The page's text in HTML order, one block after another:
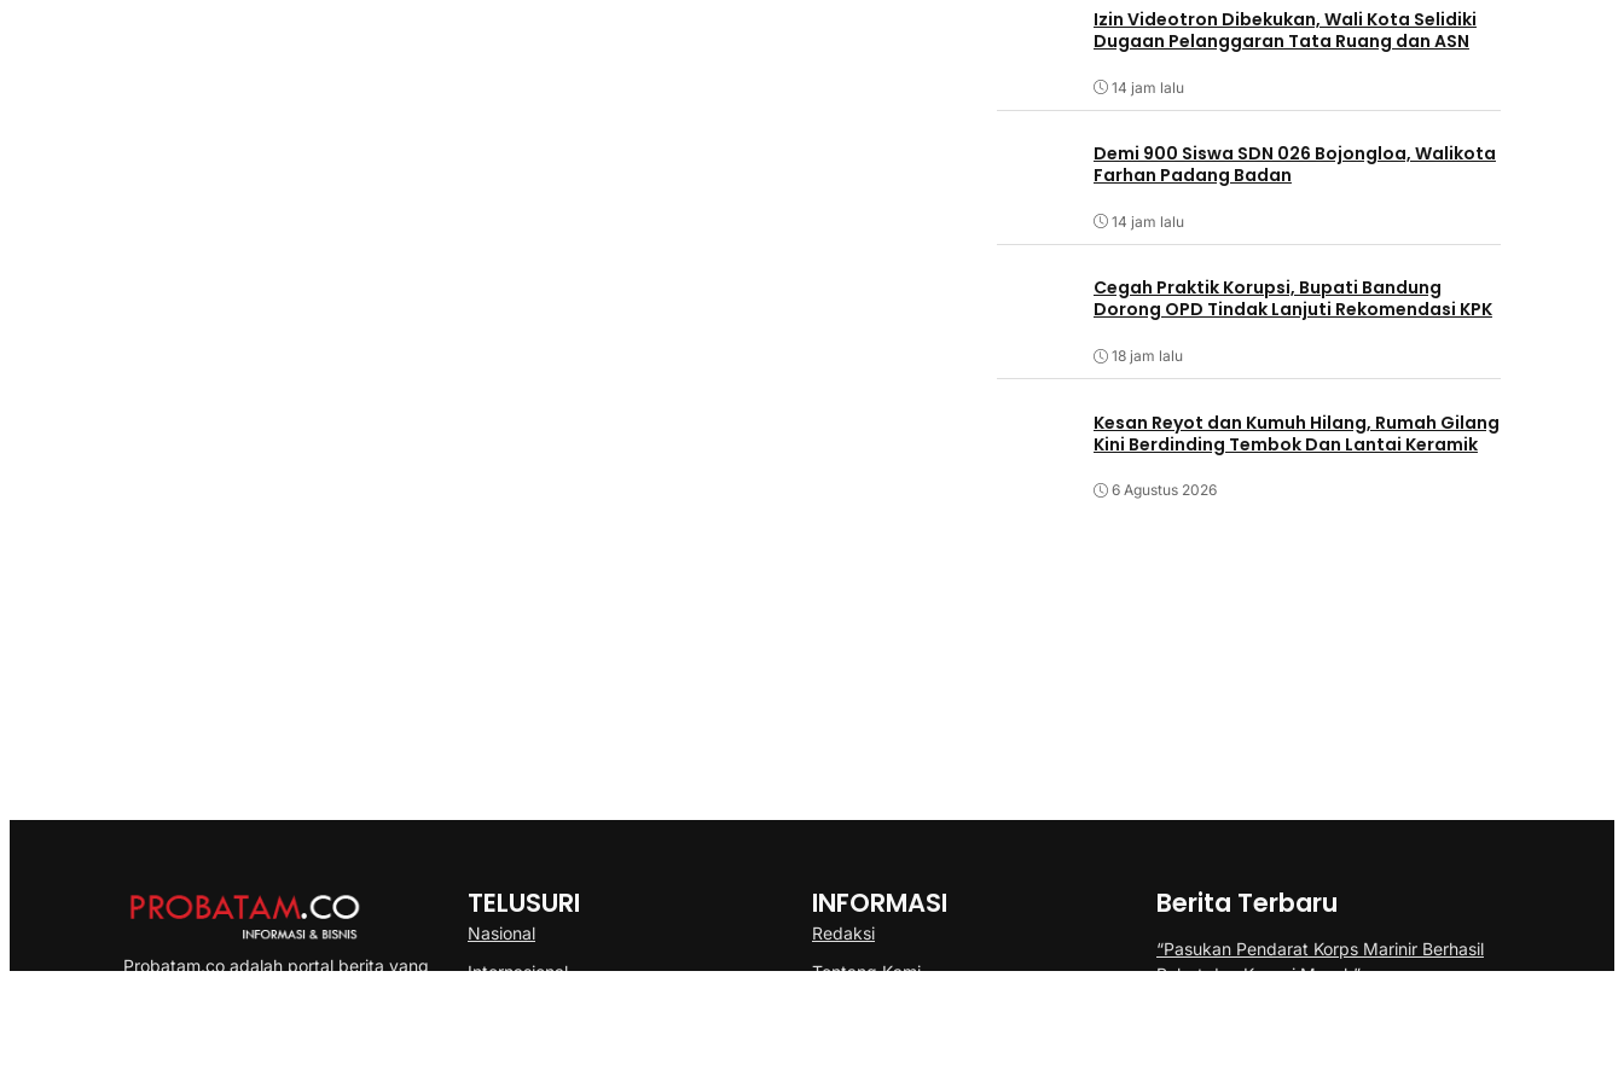
Izin Videotron Dibekukan, Wali Kota Selidiki
Dugaan Pelanggaran Tata Ruang dan ASN
14 jam lalu
Demi 900 Siswa SDN 026 Bojongloa, Walikota
Farhan Padang Badan
14 jam lalu
Cegah Praktik Korupsi, Bupati Bandung
Dorong OPD Tindak Lanjuti Rekomendasi KPK
18 jam lalu
Kesan Reyot dan Kumuh Hilang, Rumah Gilang
Kini Berdinding Tembok Dan Lantai Keramik
6 Agustus 2026
Probatam.co adalah portal berita yang
TELUSURI
Nasional
Internasional
INFORMASI
Redaksi
Tentang Kami
Berita Terbaru
“Pasukan Pendarat Korps Marinir Berhasil
Rebut dan Kuasai Musuh”